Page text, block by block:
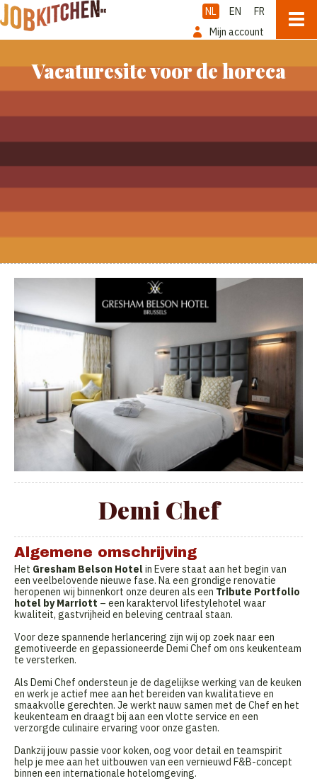
NL EN
FR
Mijn account
Vacaturesite voor de horeca
Demi Chef
Algemene omschrijving
Het Gresham Belson Hotel in Evere staat aan het begin van
een veelbelovende nieuwe fase. Na een grondige renovatie
heropenen wij binnenkort onze deuren als een Tribute Portfolio
hotel by Marriott – een karaktervol lifestylehotel waar
kwaliteit, gastvrijheid en beleving centraal staan.
Voor deze spannende herlancering zijn wij op zoek naar een
gemotiveerde en gepassioneerde Demi Chef om ons keukenteam
te versterken.
Als Demi Chef ondersteun je de dagelijkse werking van de keuken
en werk je actief mee aan het bereiden van kwalitatieve en
smaakvolle gerechten. Je werkt nauw samen met de Chef en het
keukenteam en draagt bij aan een vlotte service en een
verzorgde culinaire ervaring voor onze gasten.
Dankzij jouw passie voor koken, oog voor detail en teamspirit
help je mee aan het uitbouwen van een vernieuwd F&B-concept
binnen een internationale hotelomgeving.